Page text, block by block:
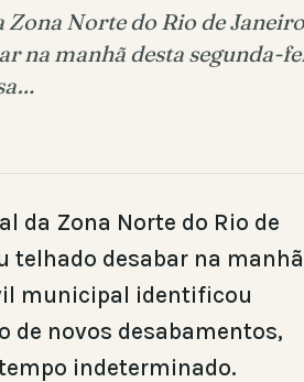
Norte do Rio de
na manhã desta segunda-
da Zona Norte do Rio de
telhado desabar na manhã
municipal identificou
de novos desabamentos,
indeterminado.